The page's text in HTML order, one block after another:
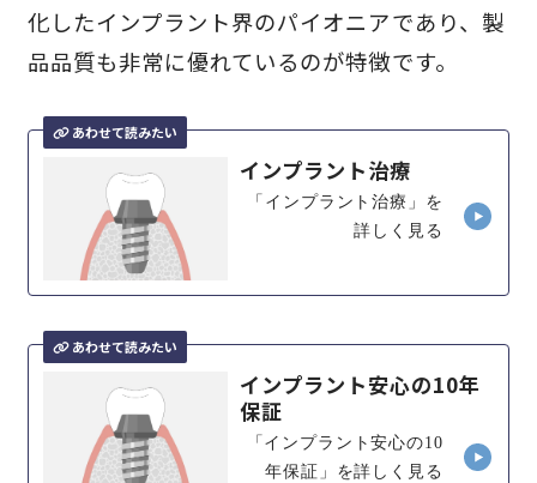
化したインプラント界のパイオニアであり、製
品品質も非常に優れているのが特徴です。
インプラント治療
「インプラント治療」を
詳しく見る
インプラント安心の10年
保証
「インプラント安心の10
年保証」を詳しく見る